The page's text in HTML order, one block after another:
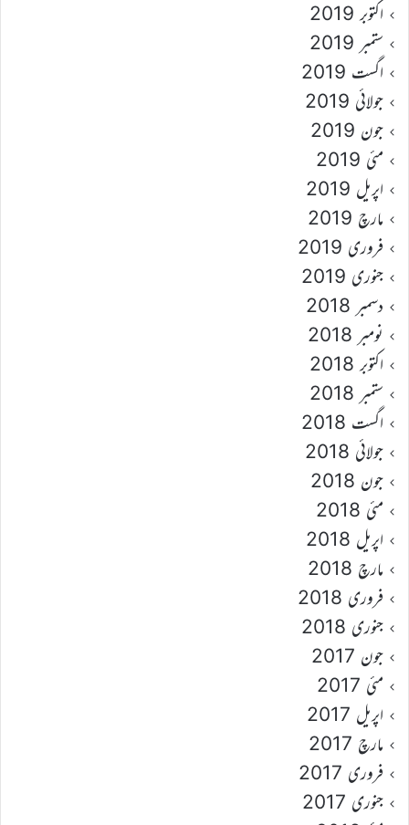
اکتوبر 2019
ستمبر 2019
اگست 2019
جولائی 2019
جون 2019
مئی 2019
اپریل 2019
مارچ 2019
فروری 2019
جنوری 2019
دسمبر 2018
نومبر 2018
اکتوبر 2018
ستمبر 2018
اگست 2018
جولائی 2018
جون 2018
مئی 2018
اپریل 2018
مارچ 2018
فروری 2018
جنوری 2018
جون 2017
مئی 2017
اپریل 2017
مارچ 2017
فروری 2017
جنوری 2017